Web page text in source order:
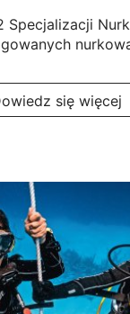
Specjalizacji
się więcej